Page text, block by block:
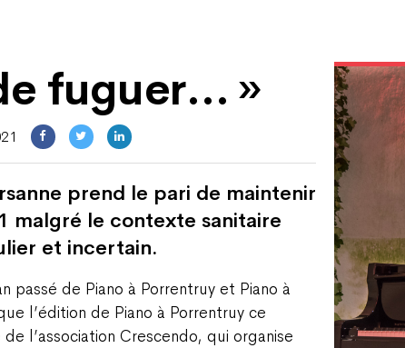
fuguer… »
prend le pari de maintenir
malgré le contexte sanitaire
et incertain.
passé de Piano à Porrentruy et Piano à
l’édition de Piano à Porrentruy ce
l’association Crescendo, qui organise